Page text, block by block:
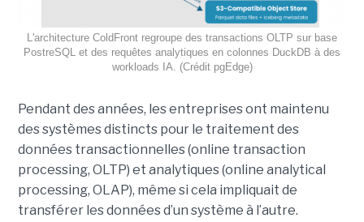
L'architecture ColdFront regroupe des transactions OLTP sur base
PostreSQL et des requêtes analytiques en colonnes DuckDB à des
workloads IA. (Crédit pgEdge)
Pendant des années, les entreprises ont maintenu
des systèmes distincts pour le traitement des
données transactionnelles (online transaction
processing, OLTP) et analytiques (online analytical
processing, OLAP), même si cela impliquait de
transférer les données d’un système à l’autre.